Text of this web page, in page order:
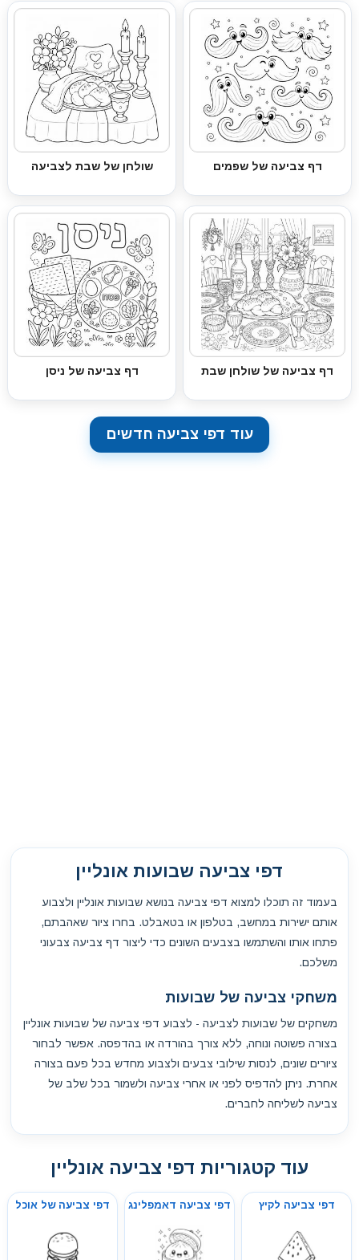
דף צביעה של שפמים שולחן של שבת לצביעה
דף צביעה של שולחן שבת דף צביעה של ניסן
עוד דפי צביעה חדשים
דפי צביעה שבועות אונליין
בעמוד זה תוכלו למצוא דפי צביעה בנושא שבועות אונליין ולצבוע
אותם ישירות במחשב, בטלפון או בטאבלט. בחרו ציור שאהבתם,
פתחו אותו והשתמשו בצבעים השונים כדי ליצור דף צביעה צבעוני
משלכם.
משחקי צביעה של שבועות
משחקים של שבועות לצביעה - לצבוע דפי צביעה של שבועות אונליין
בצורה פשוטה ונוחה, ללא צורך בהורדה או בהדפסה. אפשר לבחור
ציורים שונים, לנסות שילובי צבעים ולצבוע מחדש בכל פעם בצורה
אחרת. ניתן להדפיס לפני או אחרי צביעה ולשמור בכל שלב של
צביעה לשליחה לחברים.
עוד קטגוריות דפי צביעה אונליין
דפי צביעה לקיץ דפי צביעה דאמפלינג דפי צביעה של אוכל